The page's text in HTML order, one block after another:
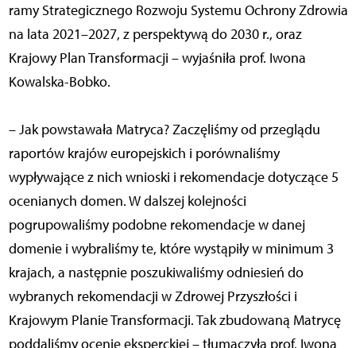
ramy Strategicznego Rozwoju Systemu Ochrony Zdrowia
na lata 2021–2027, z perspektywą do 2030 r., oraz
Krajowy Plan Transformacji – wyjaśniła prof. Iwona
Kowalska-Bobko.
– Jak powstawała Matryca? Zaczęliśmy od przeglądu
raportów krajów europejskich i porównaliśmy
wypływające z nich wnioski i rekomendacje dotyczące 5
ocenianych domen. W dalszej kolejności
pogrupowaliśmy podobne rekomendacje w danej
domenie i wybraliśmy te, które wystąpiły w minimum 3
krajach, a następnie poszukiwaliśmy odniesień do
wybranych rekomendacji w Zdrowej Przyszłości i
Krajowym Planie Transformacji. Tak zbudowaną Matrycę
poddaliśmy ocenie eksperckiej – tłumaczyła prof. Iwona